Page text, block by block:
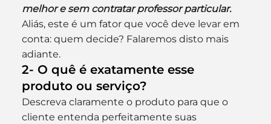
melhor e sem contratar professor particular.
Aliás, este é um fator que você deve levar em
conta: quem decide? Falaremos disto mais
adiante.
2- O quê é exatamente esse
produto ou serviço?
Descreva claramente o produto para que o
cliente entenda perfeitamente suas